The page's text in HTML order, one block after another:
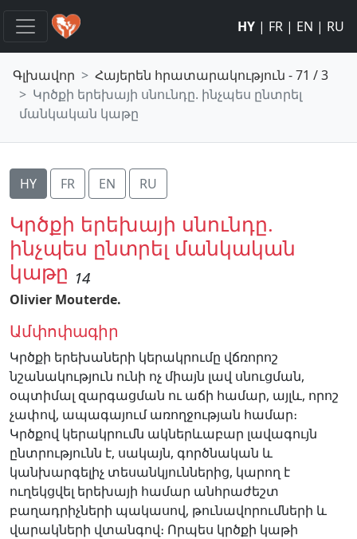
HY | FR | EN | RU
Գլխավոր
Հայերեն հրատարակություն - 71 / 3
Կրծքի երեխայի սնունդը. ինչպես ընտրել
մանկական կաթը
HY FR EN RU
Կրծքի երեխայի սնունդը.
ինչպես ընտրել մանկական
կաթը 14
Olivier Mouterde.
Ամփոփագիր
Կրծքի երեխաների կերակրումը վճռորոշ
նշանակություն ունի ոչ միայն լավ սնուցման,
օպտիմալ զարգացման ու աճի համար, այլև, որոշ
չափով, ապագայում առողջության համար։
Կրծքով կերակրումն ակներևաբար լավագույն
ընտրությունն է, սակայն, գործնական և
կանխարգելիչ տեսանկյուններից, կարող է
ուղեկցվել երեխայի համար անհրաժեշտ
բաղադրիչների պակասով, թունավորումների և
վարակների վտանգով։ Որպես կրծքի կաթի